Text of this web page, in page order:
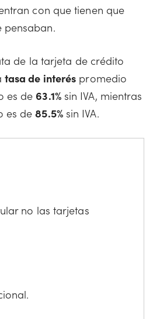
con que tienen que
pensaban.
de la tarjeta de crédito
tasa de interés promedio
es de 63.1%sin IVA, mientras
es de85.5%sin IVA.
no las tarjetas